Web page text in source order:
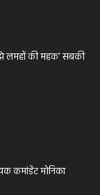
लमहों की महक’ सबकी
कमांडेंट मोनिका